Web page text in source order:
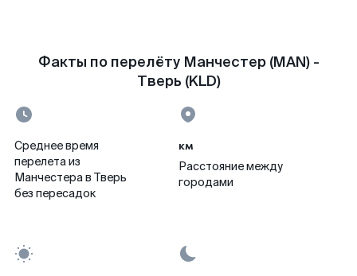
Факты по перелёту Манчестер (MAN) -
Тверь (KLD)
Среднее время
перелета из
Манчестера в Тверь
без пересадок
км
Расстояние между
городами